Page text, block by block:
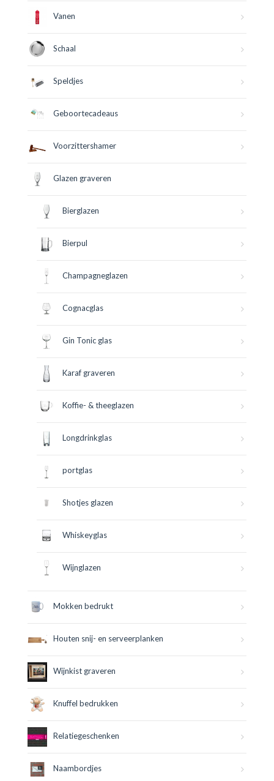
Vanen
Schaal
Speldjes
Geboortecadeaus
Voorzittershamer
Glazen graveren
Bierglazen
Bierpul
Champagneglazen
Cognacglas
Gin Tonic glas
Karaf graveren
Koffie- & theeglazen
Longdrinkglas
portglas
Shotjes glazen
Whiskeyglas
Wijnglazen
Mokken bedrukt
Houten snij- en serveerplanken
Wijnkist graveren
Knuffel bedrukken
Relatiegeschenken
Naambordjes